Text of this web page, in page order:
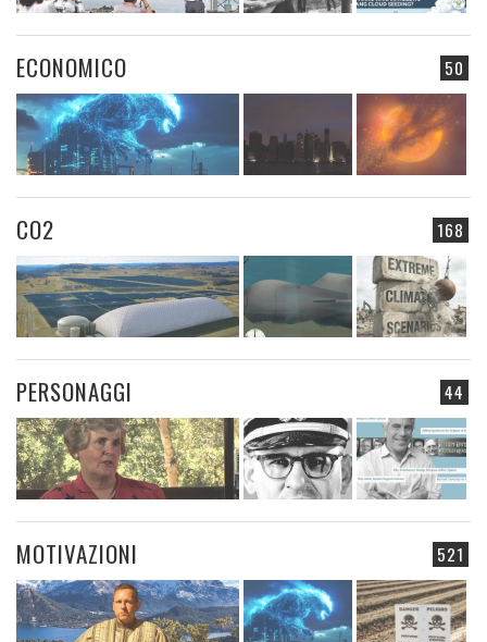
50
ECONOMICO
168
CO2
44
PERSONAGGI
521
MOTIVAZIONI